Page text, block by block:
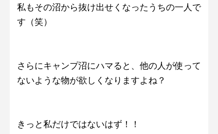
私もその沼から抜け出せくなったうちの一人で
す（笑）
さらにキャンプ沼にハマると、他の人が使って
ないような物が欲しくなりますよね？
きっと私だけではないはず！！